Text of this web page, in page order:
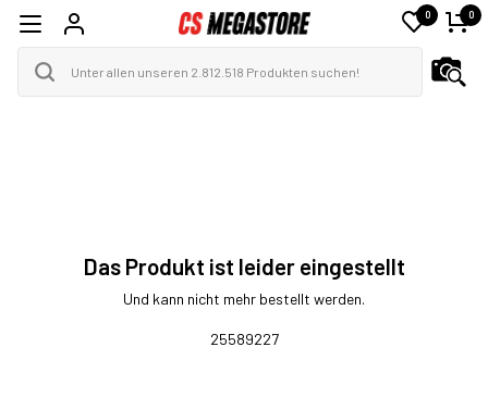
0 0
Das Produkt ist leider eingestellt
Und kann nicht mehr bestellt werden.
25589227